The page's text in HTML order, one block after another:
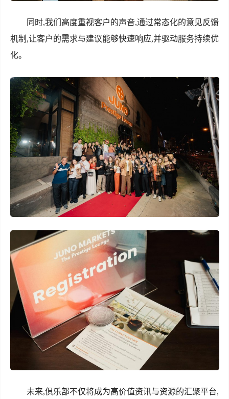
同时,我们高度重视客户的声音,通过常态化的意见反馈
机制,让客户的需求与建议能够快速响应,并驱动服务持续优
化。
未来,俱乐部不仅将成为高价值资讯与资源的汇聚平台,